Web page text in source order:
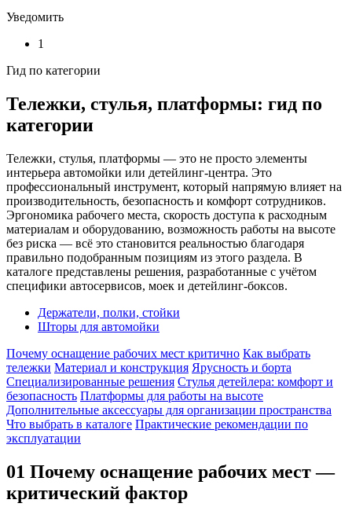
Уведомить
1
Гид по категории
Тележки, стулья, платформы: гид по
категории
Тележки, стулья, платформы — это не просто элементы
интерьера автомойки или детейлинг-центра. Это
профессиональный инструмент, который напрямую влияет на
производительность, безопасность и комфорт сотрудников.
Эргономика рабочего места, скорость доступа к расходным
материалам и оборудованию, возможность работы на высоте
без риска — всё это становится реальностью благодаря
правильно подобранным позициям из этого раздела. В
каталоге представлены решения, разработанные с учётом
специфики автосервисов, моек и детейлинг-боксов.
Держатели, полки, стойки
Шторы для автомойки
Почему оснащение рабочих мест критично Как выбрать
тележки Материал и конструкция Ярусность и борта
Специализированные решения Стулья детейлера: комфорт и
безопасность Платформы для работы на высоте
Дополнительные аксессуары для организации пространства
Что выбрать в каталоге Практические рекомендации по
эксплуатации
01 Почему оснащение рабочих мест —
критический фактор